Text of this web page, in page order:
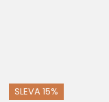
SLEVA 15%